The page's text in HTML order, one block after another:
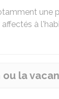
une
à
la